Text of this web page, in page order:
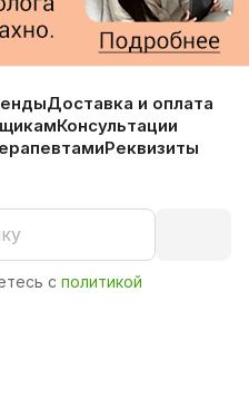
Доставка и оплата
Консультации
Реквизиты
с политикой